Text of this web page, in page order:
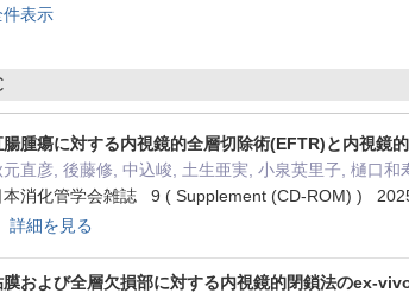
表示
腸腫瘍に対する内視鏡的全層切除術(EFTR)と内視鏡
元直彦, 後藤修, 中込峻, 土生亜実, 小泉英里子, 樋口
本消化管学会雑誌 9 ( Supplement (CD-ROM) )
詳細を見る
膜および全層欠損部に対する内視鏡的閉鎖法のex-